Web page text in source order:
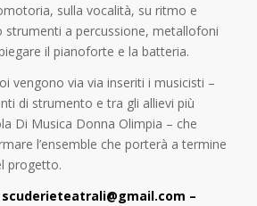
sulla vocalità, su ritmo e
strumenti a percussione, metallofoni
il pianoforte e la batteria.
vengono via via inseriti i musicisti –
di strumento e tra gli allievi più
Di Musica Donna Olimpia – che
l’ensemble che porterà a termine
progetto.
–